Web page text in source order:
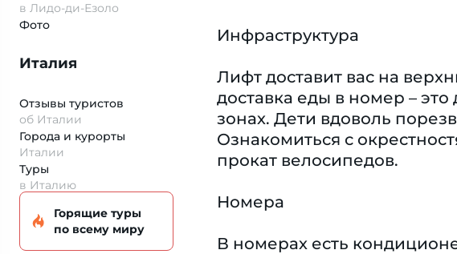
в Лидо-ди-Езоло
Фото
Италия
Отзывы туристов
об Италии
Города и курорты
Италии
Туры
в Италию
Горящие туры
по всему миру
Инфраструктура
Лифт доставит вас на
доставка еды в номер –
зонах. Дети вдоволь
Ознакомиться с
прокат велосипедов.
Номера
В номерах есть